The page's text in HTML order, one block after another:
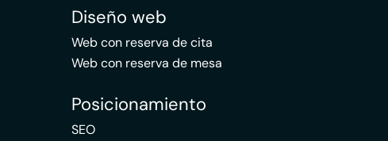
Diseño web
Web con reserva de cita
Web con reserva de mesa
Posicionamiento
SEO